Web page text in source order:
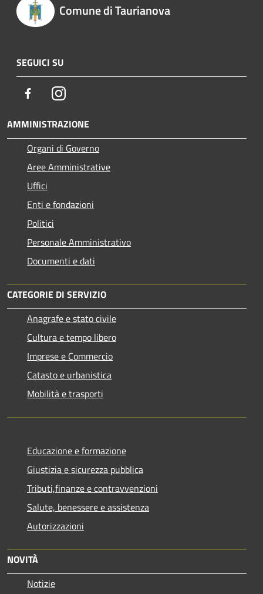
Comune di Taurianova
SEGUICI SU
FacebookInstagram
AMMINISTRAZIONE
Organi di Governo
Aree Amministrative
Uffici
Enti e fondazioni
Politici
Personale Amministrativo
Documenti e dati
CATEGORIE DI SERVIZIO
Anagrafe e stato civile
Cultura e tempo libero
Imprese e Commercio
Catasto e urbanistica
Mobilità e trasporti
Educazione e formazione
Giustizia e sicurezza pubblica
Tributi,finanze e contravvenzioni
Salute, benessere e assistenza
Autorizzazioni
NOVITÀ
Notizie